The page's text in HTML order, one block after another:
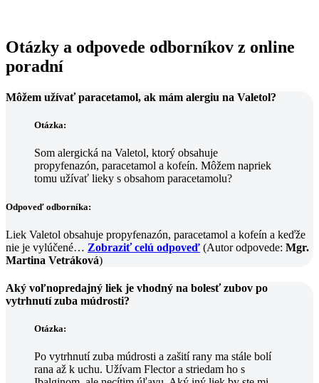
Otázky a odpovede odborníkov z online
poradní
Môžem užívať paracetamol, ak mám alergiu na Valetol?
Otázka:
Som alergická na Valetol, ktorý obsahuje
propyfenazón, paracetamol a kofeín. Môžem napriek
tomu užívať lieky s obsahom paracetamolu?
Odpoveď odborníka:
Liek Valetol obsahuje propyfenazón, paracetamol a kofeín a keďže
nie je vylúčené… Zobraziť celú odpoveď (Autor odpovede: Mgr.
Martina Vetráková)
Aký voľnopredajný liek je vhodný na bolesť zubov po
vytrhnutí zuba múdrosti?
Otázka:
Po vytrhnutí zuba múdrosti a zašití rany ma stále bolí
rana až k uchu. Užívam Flector a striedam ho s